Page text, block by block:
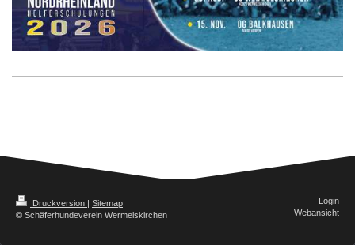
Druckversion
Sitemap
© Schäferhundeverein Wermelskirchen
Login
Webansicht